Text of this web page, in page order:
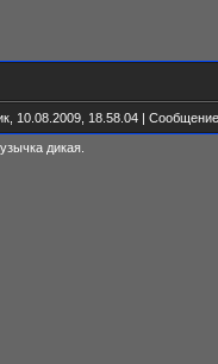
10.08.2009, 18.58.04 |
дикая.